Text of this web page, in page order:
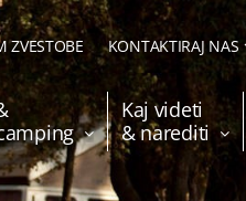
ZVESTOBE KONTAKTIRAJ NAS
Kaj videti
& narediti